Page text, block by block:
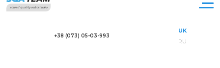
+38 (073) 05-03-993
UK
RU
sound quality autostudio